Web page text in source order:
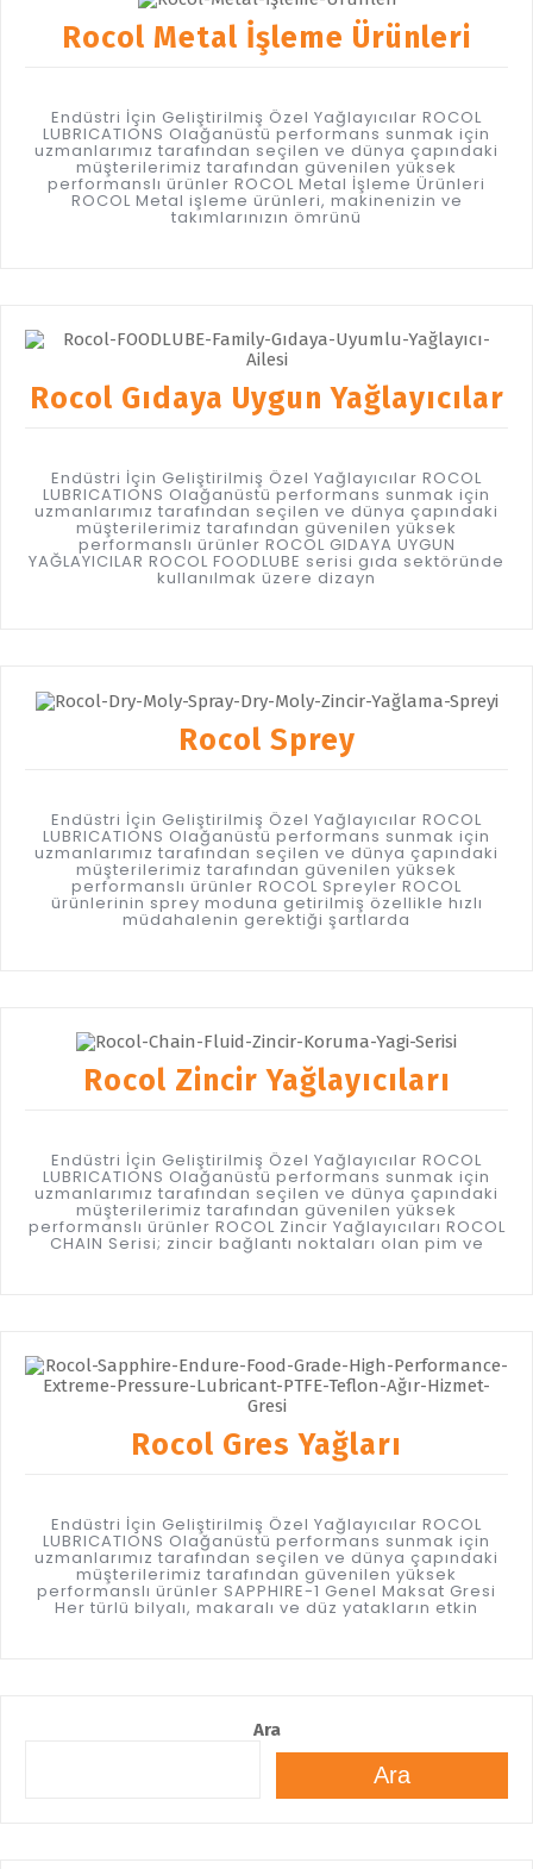
Rocol Metal İşleme Ürünleri
Endüstri İçin Geliştirilmiş Özel Yağlayıcılar ROCOL
LUBRICATIONS Olağanüstü performans sunmak için
uzmanlarımız tarafından seçilen ve dünya çapındaki
müşterilerimiz tarafından güvenilen yüksek
performanslı ürünler ROCOL Metal İşleme Ürünleri
ROCOL Metal işleme ürünleri, makinenizin ve
takımlarınızın ömrünü
Rocol Gıdaya Uygun Yağlayıcılar
Endüstri İçin Geliştirilmiş Özel Yağlayıcılar ROCOL
LUBRICATIONS Olağanüstü performans sunmak için
uzmanlarımız tarafından seçilen ve dünya çapındaki
müşterilerimiz tarafından güvenilen yüksek
performanslı ürünler ROCOL GIDAYA UYGUN
YAĞLAYICILAR ROCOL FOODLUBE serisi gıda sektöründe
kullanılmak üzere dizayn
Rocol Sprey
Endüstri İçin Geliştirilmiş Özel Yağlayıcılar ROCOL
LUBRICATIONS Olağanüstü performans sunmak için
uzmanlarımız tarafından seçilen ve dünya çapındaki
müşterilerimiz tarafından güvenilen yüksek
performanslı ürünler ROCOL Spreyler ROCOL
ürünlerinin sprey moduna getirilmiş özellikle hızlı
müdahalenin gerektiği şartlarda
Rocol Zincir Yağlayıcıları
Endüstri İçin Geliştirilmiş Özel Yağlayıcılar ROCOL
LUBRICATIONS Olağanüstü performans sunmak için
uzmanlarımız tarafından seçilen ve dünya çapındaki
müşterilerimiz tarafından güvenilen yüksek
performanslı ürünler ROCOL Zincir Yağlayıcıları ROCOL
CHAIN Serisi; zincir bağlantı noktaları olan pim ve
Rocol Gres Yağları
Endüstri İçin Geliştirilmiş Özel Yağlayıcılar ROCOL
LUBRICATIONS Olağanüstü performans sunmak için
uzmanlarımız tarafından seçilen ve dünya çapındaki
müşterilerimiz tarafından güvenilen yüksek
performanslı ürünler SAPPHIRE-1 Genel Maksat Gresi
Her türlü bilyalı, makaralı ve düz yatakların etkin
Ara
Ara